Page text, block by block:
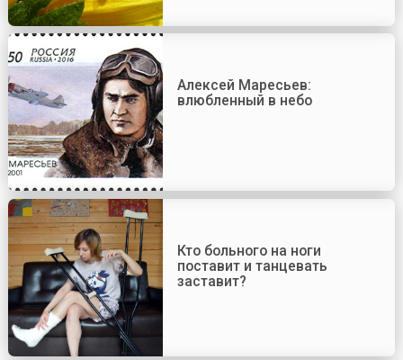
Алексей Маресьев:
влюбленный в небо
Кто больного на ноги
поставит и танцевать
заставит?